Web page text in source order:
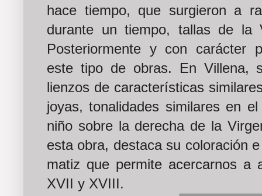
hace tiempo, que surgieron a
durante un tiempo, tallas de la
Posteriormente y con carácter
este tipo de obras. En Villena,
lienzos de características
joyas, tonalidades similares en
niño sobre la derecha de la
esta obra, destaca su coloración
matiz que permite acercarnos a
XVII y XVIII.